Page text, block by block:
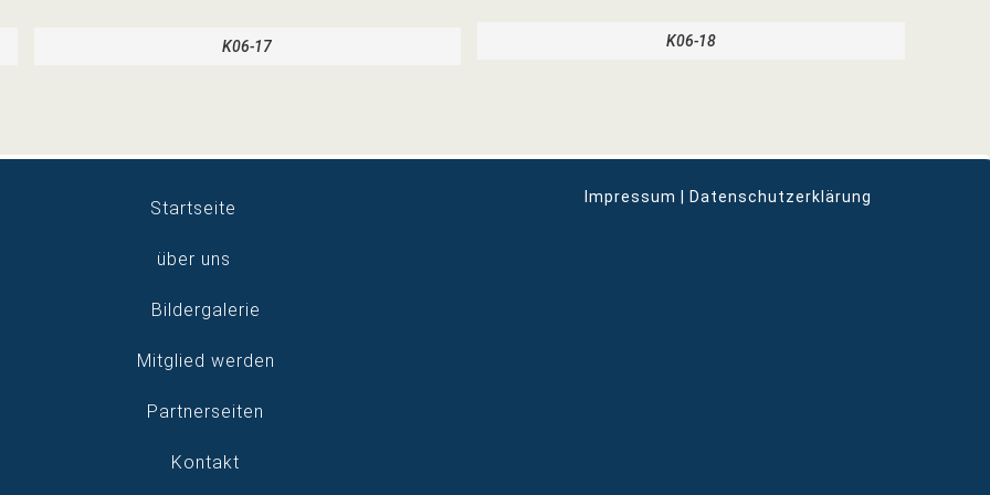
K06-17 K06-18
Startseite
über uns
Bildergalerie
Mitglied werden
Partnerseiten
Kontakt
Impressum | Datenschutzerklärung